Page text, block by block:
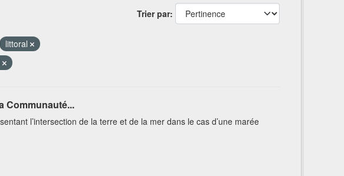
Trier par
littoral
Communauté...
l’intersection de la terre et de la mer dans le cas d’une marée